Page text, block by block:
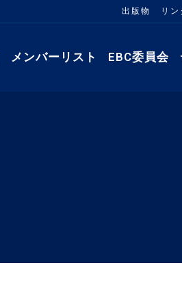
出版物 リ
メンバーリスト EBC委員会